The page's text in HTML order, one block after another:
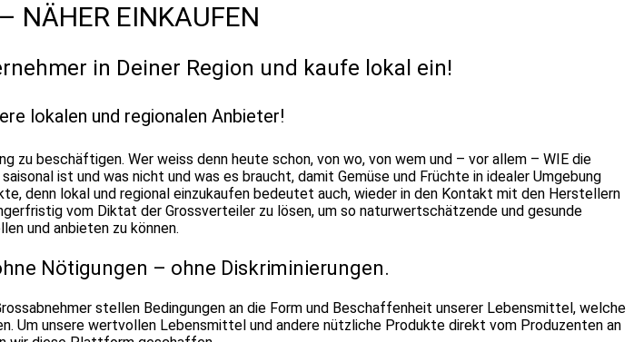
NÄHER EINKAUFEN
in Deiner Region und kaufe lokal ein!
lokalen und regionalen Anbieter!
beschäftigen. Wer weiss denn heute schon, von wo, von wem und – vor allem – WIE die
ist und was nicht und was es braucht, damit Gemüse und Früchte in idealer Umgebung
denn lokal und regional einzukaufen bedeutet auch, wieder in den Kontakt mit den Herstellern
vom Diktat der Grossverteiler zu lösen, um so naturwertschätzende und gesunde
und anbieten zu können.
Nötigungen – ohne Diskriminierungen.
stellen Bedingungen an die Form und Beschaffenheit unserer Lebensmittel, welche
Um unsere wertvollen Lebensmittel und andere nützliche Produkte direkt vom Produzenten an